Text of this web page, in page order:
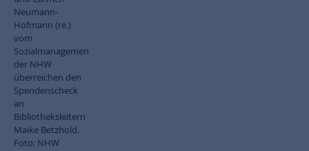
Neumann-
Hofmann (re.)
vom
Sozialmanagement
der NHW
überreichen den
Spendenscheck
an
Bibliotheksleitern
Maike Betzhold.
Foto: NHW